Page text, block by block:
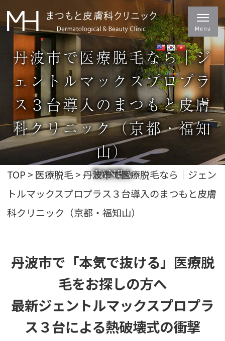
Powered by Translate
丹波市で医療脱毛なら｜ジ
ェントルマックスプロプラ
ス３台導入のまつもと皮膚
科クリニック（京都・福知
山）
TANBA
TOP > 医療脱毛>丹波市で医療脱毛なら｜ジェン
トルマックスプロプラス３台導入のまつもと皮膚
科クリニック（京都・福知山）
丹波市で「本気で抜ける」医療脱
毛をお探しの方へ
最新ジェントルマックスプロプラ
ス３台による熱破壊式の衝撃